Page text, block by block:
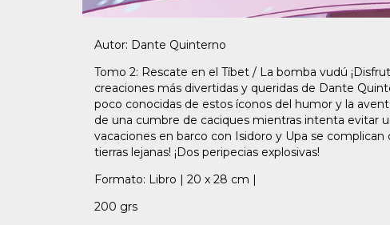
Autor: Dante Quinterno
Tomo 2: Rescate en el Tíbet / La bomba vudú
creaciones más divertidas y queridas de Dante
poco conocidas de estos íconos del humor y la
de una cumbre de caciques mientras intenta evitar
vacaciones en barco con Isidoro y Upa se
tierras lejanas! ¡Dos peripecias explosivas!
Formato: Libro | 20 x 28 cm |
200 grs